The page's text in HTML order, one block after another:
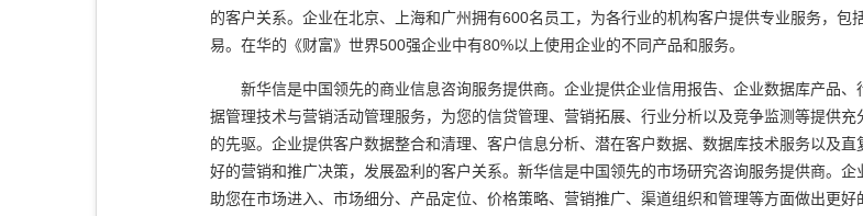
的客户关系。企业在北京、上海和广州拥有600名员工，为各行业的机构客户提供专业服务，
易。在华的《财富》世界500强企业中有80%以上使用企业的不同产品和服务。
新华信是中国领先的商业信息咨询服务提供商。企业提供企业信用报告、企业数据库产品、
据管理技术与营销活动管理服务，为您的信贷管理、营销拓展、行业分析以及竞争监测等提供
的先驱。企业提供客户数据整合和清理、客户信息分析、潜在客户数据、数据库技术服务以及
好的营销和推广决策，发展盈利的客户关系。新华信是中国领先的市场研究咨询服务提供商。
助您在市场进入、市场细分、产品定位、价格策略、营销推广、渠道组织和管理等方面做出更好